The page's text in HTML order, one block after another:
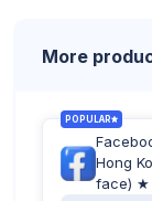
More
POPULAR
Hong
face)